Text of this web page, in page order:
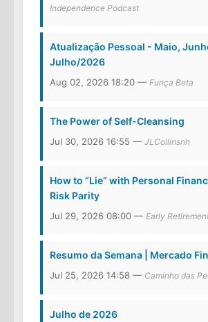
Independence Podcast
Atualização Pessoal - Maio,
Julho/2026
Aug 02, 2026 18:20 — Funça Beta
The Power of Self-Cleansing
Jul 30, 2026 16:55 — JLCollinsnh
How to “Lie” with Personal
Risk Parity
Jul 29, 2026 08:00 — Early
Resumo da Semana | Mercado
Jul 25, 2026 14:58 — Caminho das
Julho de 2026